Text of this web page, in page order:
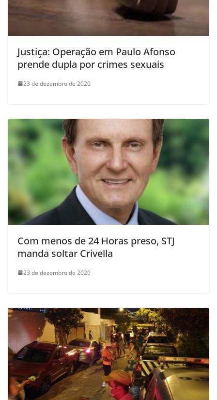
Justiça: Operação em Paulo Afonso
prende dupla por crimes sexuais
23 de dezembro de 2020
Com menos de 24 Horas preso, STJ
manda soltar Crivella
23 de dezembro de 2020